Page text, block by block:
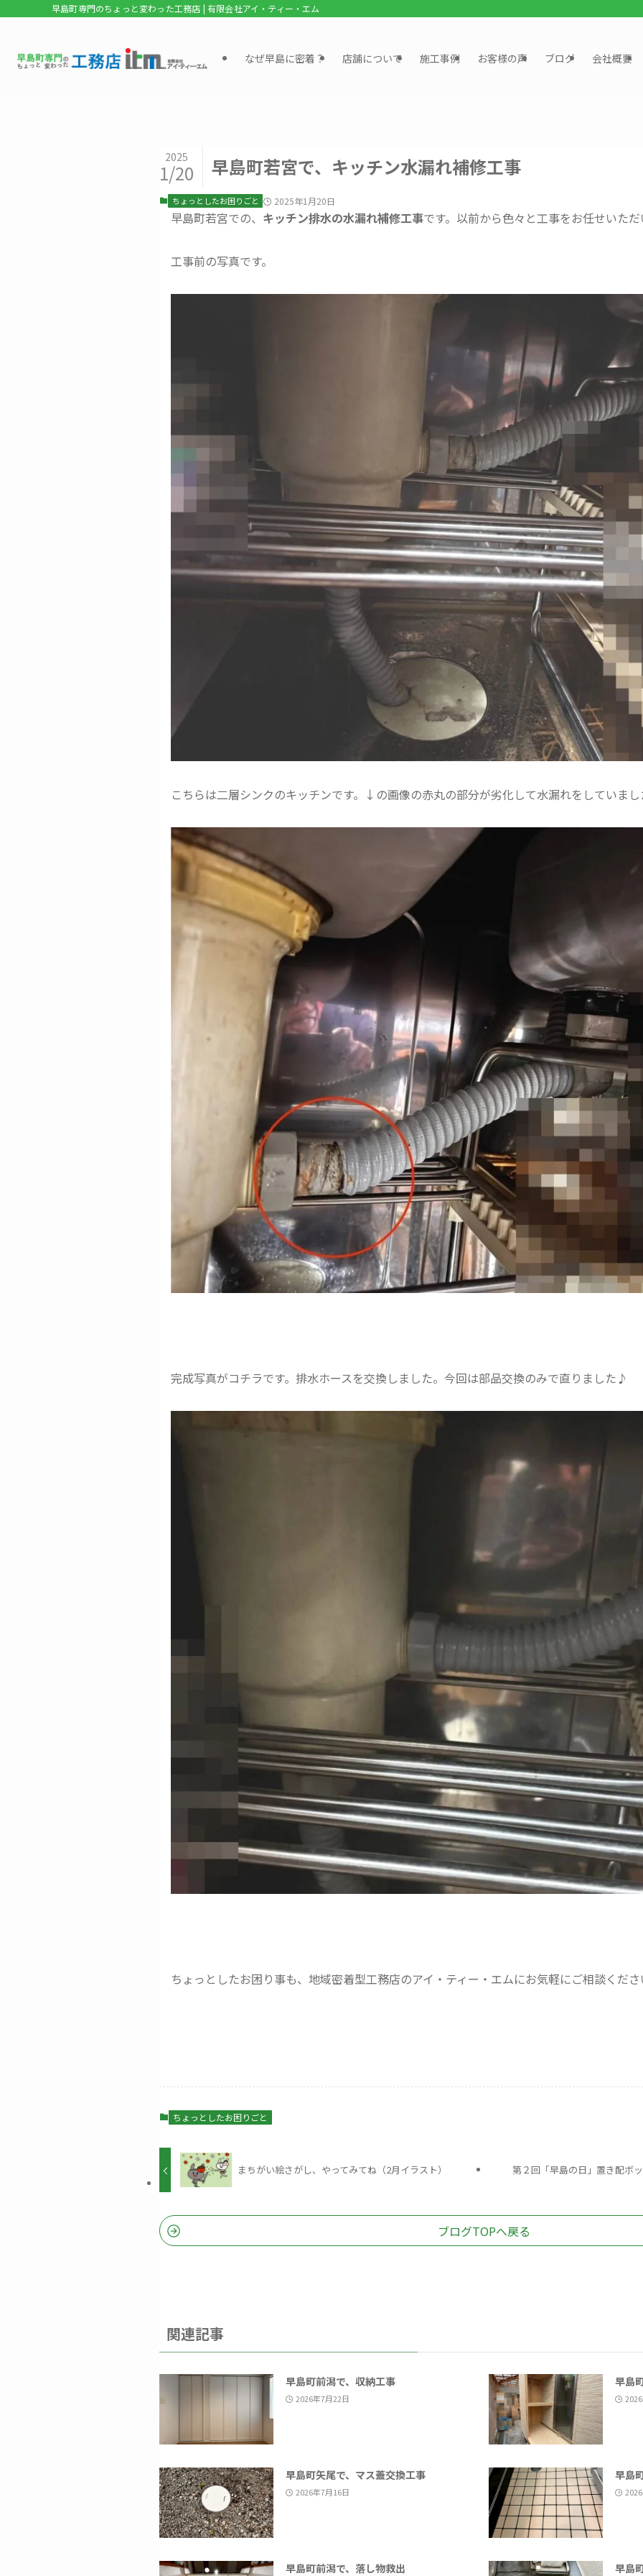
早島町専門のちょっと変わった工務店 | 有限会社アイ・ティー・エム
なぜ早島に密着？ 店舗について 施工事例 お客様の声 ブログ 会社概要
早島町若宮で、キッチン水漏れ補修工事
2025
1/20
ちょっとしたお困りごと 2025年1月20日
早島町若宮での、 キッチン排水の水漏れ補修工事です。以前から色々と工事をお任せいた
工事前の写真です。
こちらは二層シンクのキッチンです。↓の画像の赤丸の部分が劣化して水漏れをしていま
完成写真がコチラです。排水ホースを交換しました。今回は部品交換のみで直りました♪
ちょっとしたお困り事も、地域密着型工務店のアイ・ティー・エムにお気軽にご相談くだ
ちょっとしたお困りごと
まちがい絵さがし、やってみてね（2月イラスト） 第２回「早島の日」置き配ボ
ブログTOPへ戻る
関連記事
早島町前潟で、収納工事
2026年7月22日
早島
早島町矢尾で、マス蓋交換工事
2026年7月16日
早島
早島町前潟で、落し物救出 早島